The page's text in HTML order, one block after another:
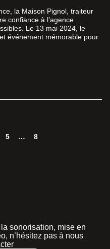
la Maison Pignol, traiteur
confiance à l’agence
Le 13 mai 2024, le
événement mémorable pour
5 … 8
sonorisation, mise en
n’hésitez pas à nous